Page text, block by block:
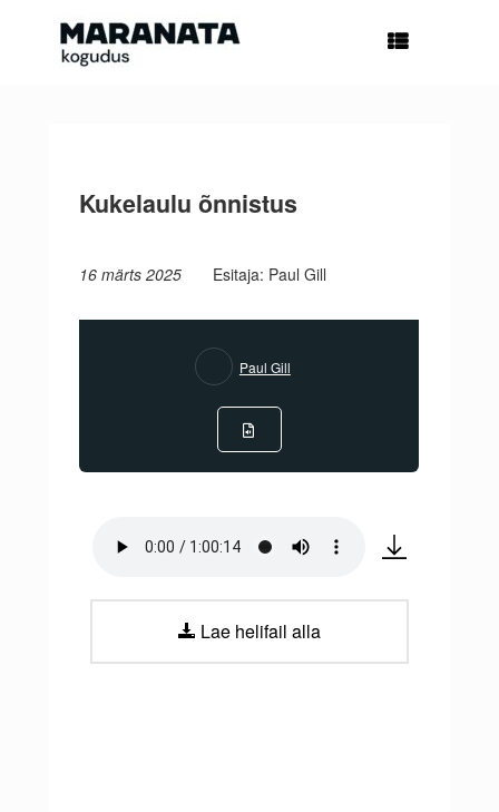
Kukelaulu õnnistus
16 märts 2025 Esitaja: Paul Gill
Paul Gill
Lae helifail alla